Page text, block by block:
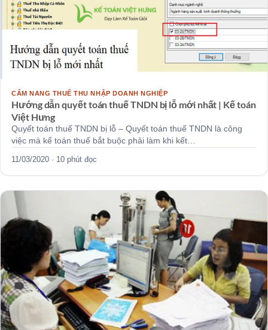
CẨM NANG THUẾ THU NHẬP DOANH NGHIỆP
Hướng dẫn quyết toán thuế TNDN bị lỗ mới nhất | Kế toán
Việt Hưng
Quyết toán thuế TNDN bị lỗ – Quyết toán thuế TNDN là công
việc mà kế toán thuế bắt buộc phải làm khi kết…
11/03/2020 · 10 phút đọc